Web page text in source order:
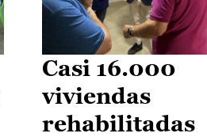
Casi 16.000
viviendas
rehabilitadas